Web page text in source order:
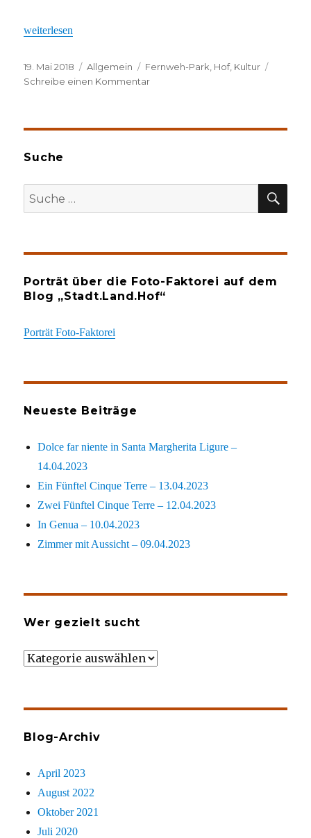
„Revival des Fernweh-Parks“
weiterlesen
Veröffentlicht
am
19. Mai 2018 Kategorien
Allgemein Schlagwörter
Fernweh-Park Hof, Kultur
Schreibe einen Kommentarzu
Suche
Suche
nach:
Porträt über die Foto-Faktorei auf dem
Blog „Stadt.Land.Hof“
Porträt Foto-Faktorei
Neueste Beiträge
Dolce far niente in Santa Margherita Ligure –
14.04.2023
Ein Fünftel Cinque Terre – 13.04.2023
Zwei Fünftel Cinque Terre – 12.04.2023
In Genua – 10.04.2023
Zimmer mit Aussicht – 09.04.2023
Wer gezielt sucht
Wer
Blog-Archiv
April 2023
August 2022
Oktober 2021
Juli 2020